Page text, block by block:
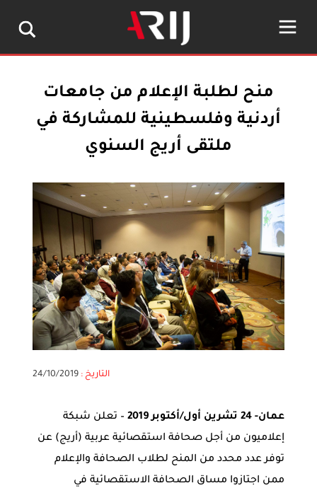
منح لطلبة الإعلام من جامعات
أردنية وفلسطينية للمشاركة في
ملتقى أريج السنوي
التاريخ :24/10/2019
عمان- 24 تشرين أول/أكتوبر 2019– تعلن شبكة
إعلاميون من أجل صحافة استقصائية عربية (أريج) عن
توفر عدد محدد من المنح لطلاب الصحافة والإعلام
ممن اجتازوا مساق الصحافة الاستقصائية في